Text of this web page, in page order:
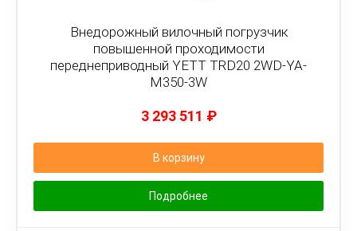
Внедорожный вилочный погрузчик
повышенной проходимости
переднеприводный YETT TRD20 2WD-YA-
M350-3W
3 293 511 ₽
В корзину
Подробнее